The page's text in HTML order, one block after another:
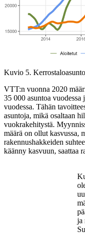
Kuvio 5.
VTT:n vuonna 2020
35 000 asuntoa vuodessa
vuodessa. Tähän
asuntoja, mikä osaltaan
vuokrakehitystä.
määrä on ollut kasvussa,
rakennushakkeiden
käänny kasvuun, saattaa
ja